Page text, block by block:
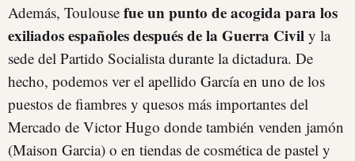
Además, Toulouse fue un punto de acogida para los
exiliados españoles después de la Guerra Civil y la
sede del Partido Socialista durante la dictadura. De
hecho, podemos ver el apellido García en uno de los
puestos de fiambres y quesos más importantes del
Mercado de Victor Hugo donde también venden jamón
(Maison Garcia) o en tiendas de cosmética de pastel y